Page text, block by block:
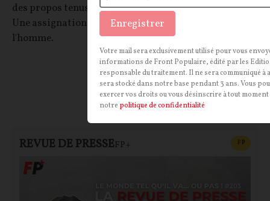
des propos tenus au cours d'une émission duFigaro.
Une assignation en justice aux airs de chasse à
l'homme.
La Rédaction 10/12/2024 102 commentaires
REVUE DE PRESSEFP+ FP
Enregistrer
Votre mail sera exclusivement utilisé pour vous
informations de Front Populaire, édité par les
responsable du traitement. Il ne sera communiqué à
sera stocké dans notre base pendant 3 ans. Vous
exercer vos droits ou vous désinscrire à tout
notre politique de confidentialité